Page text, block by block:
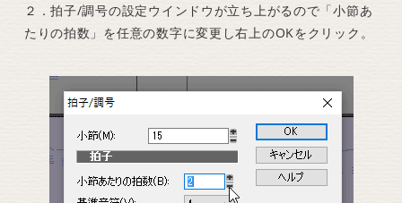
２．拍子/調号の設定ウインドウが立ち上がるので「小節あ
たりの拍数」を任意の数字に変更し右上のOKをクリック。